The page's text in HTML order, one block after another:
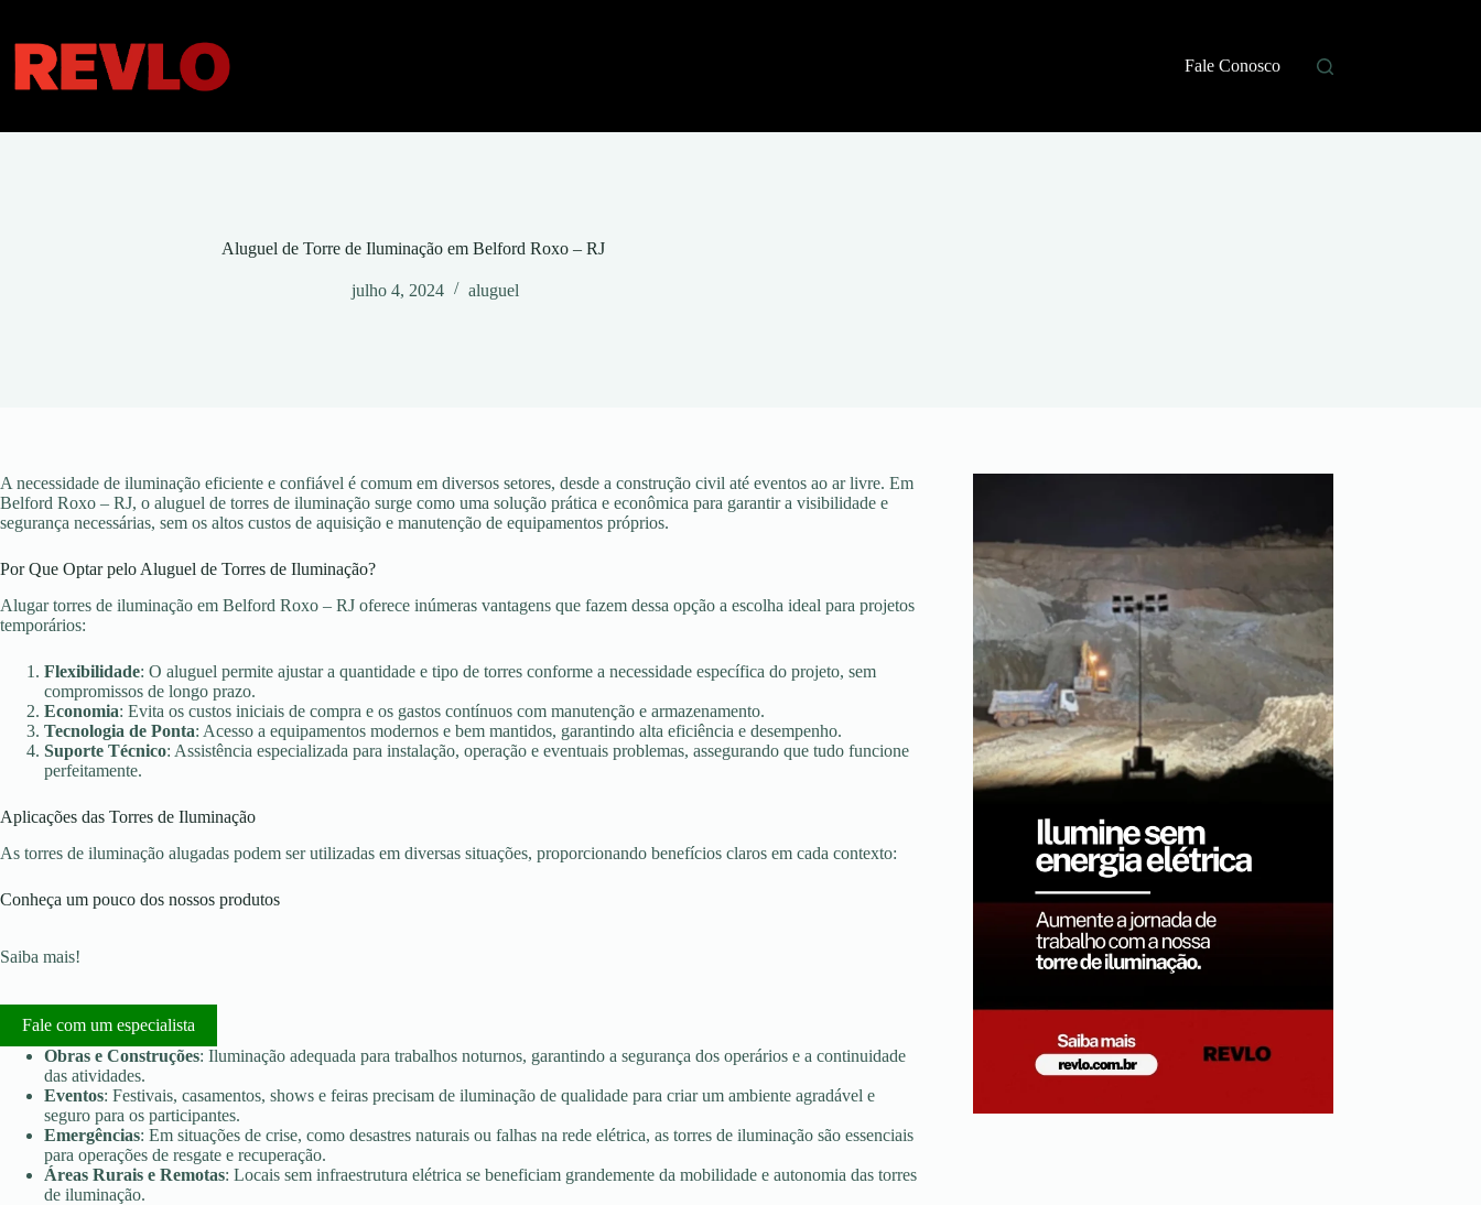
conteúdo
Fale Conosco
Aluguel de Torre de Iluminação em Belford Roxo – RJ
julho 4, 2024 aluguel
A necessidade de iluminação eficiente e confiável é comum em diversos setores, desde a construção civil até eventos ao ar livre. Em
Belford Roxo – RJ, o aluguel de torres de iluminação surge como uma solução prática e econômica para garantir a visibilidade e
segurança necessárias, sem os altos custos de aquisição e manutenção de equipamentos próprios.
Por Que Optar pelo Aluguel de Torres de Iluminação?
Alugar torres de iluminação em Belford Roxo – RJ oferece inúmeras vantagens que fazem dessa opção a escolha ideal para projetos
temporários:
Flexibilidade: O aluguel permite ajustar a quantidade e tipo de torres conforme a necessidade específica do projeto, sem
compromissos de longo prazo.
Economia: Evita os custos iniciais de compra e os gastos contínuos com manutenção e armazenamento.
Tecnologia de Ponta: Acesso a equipamentos modernos e bem mantidos, garantindo alta eficiência e desempenho.
Suporte Técnico: Assistência especializada para instalação, operação e eventuais problemas, assegurando que tudo funcione
perfeitamente.
Aplicações das Torres de Iluminação
As torres de iluminação alugadas podem ser utilizadas em diversas situações, proporcionando benefícios claros em cada contexto:
Conheça um pouco dos nossos produtos
Saiba mais!
Fale com um especialista
Obras e Construções: Iluminação adequada para trabalhos noturnos, garantindo a segurança dos operários e a continuidade
das atividades.
Eventos: Festivais, casamentos, shows e feiras precisam de iluminação de qualidade para criar um ambiente agradável e
seguro para os participantes.
Emergências: Em situações de crise, como desastres naturais ou falhas na rede elétrica, as torres de iluminação são essenciais
para operações de resgate e recuperação.
Áreas Rurais e Remotas: Locais sem infraestrutura elétrica se beneficiam grandemente da mobilidade e autonomia das torres
de iluminação.